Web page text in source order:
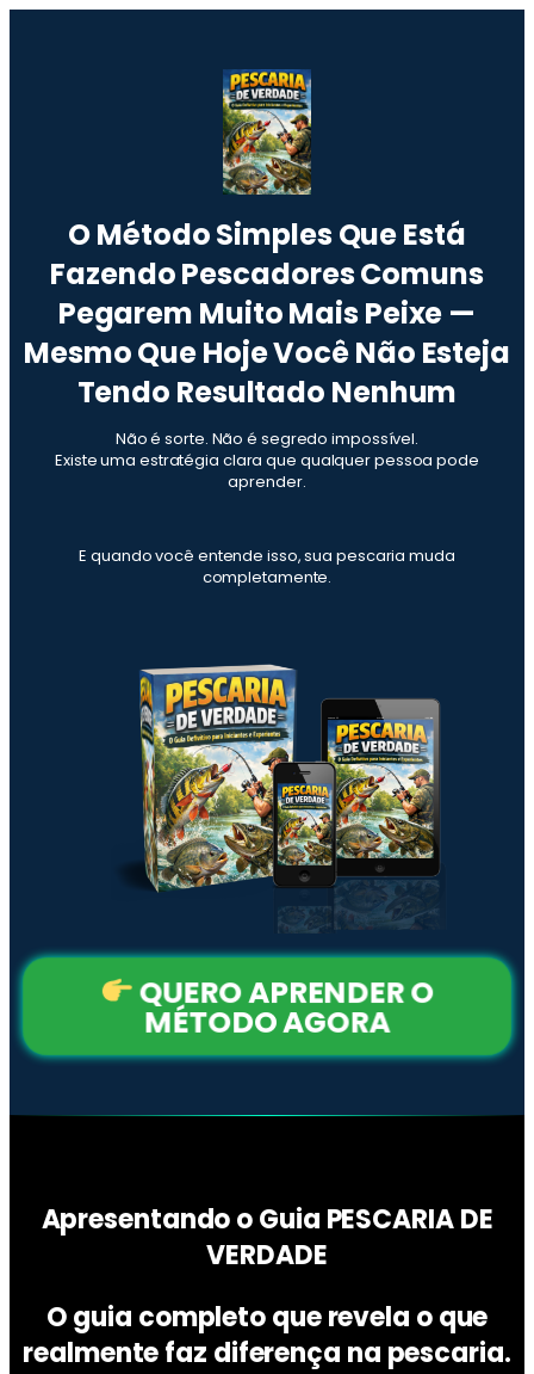
O Método Simples Que Está
Fazendo Pescadores Comuns
Pegarem Muito Mais Peixe —
Mesmo Que Hoje Você Não Esteja
Tendo Resultado Nenhum
Não é sorte. Não é segredo impossível.
Existe uma estratégia clara que qualquer pessoa pode
aprender.
E quando você entende isso, sua pescaria muda
completamente.
QUERO APRENDER O
MÉTODO AGORA
Apresentando o Guia PESCARIA DE
VERDADE
O guia completo que revela o que
realmente faz diferença na pescaria.